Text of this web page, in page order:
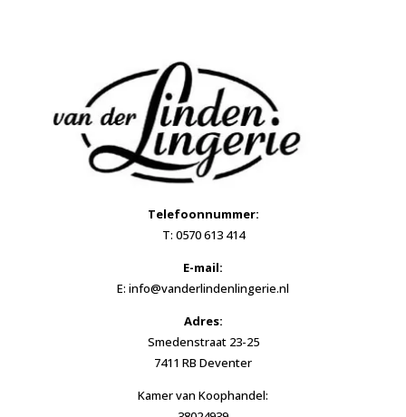
Telefoonnummer:
T: 0570 613 414
E-mail:
E: info@vanderlindenlingerie.nl
Adres:
Smedenstraat 23-25
7411 RB Deventer
Kamer van Koophandel: